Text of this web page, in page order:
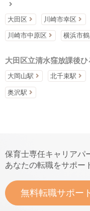
大田区 川崎市幸区
川崎市中原区 横浜市
大田区立清水窪放課後
大岡山駅 北千束駅
奥沢駅
保育士専任キャリアパ
あなたの転職をサポー
無料転職サポー